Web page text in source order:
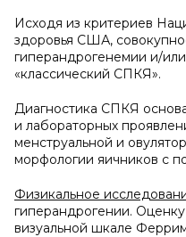
Исходя из критериев
здоровья США,
гиперандрогенемии и/
«классический СПКЯ».
Диагностика СПКЯ
и лабораторных
менструальной и
морфологии яичников с
Физикальное
гиперандрогении.
визуальной шкале